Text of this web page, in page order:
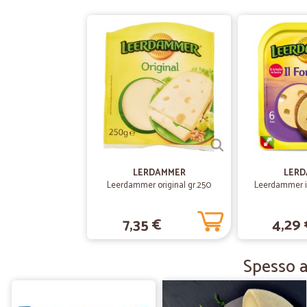
LERDAMMER
Leerdammer original gr.250
7,35 € 4,29
Spesso